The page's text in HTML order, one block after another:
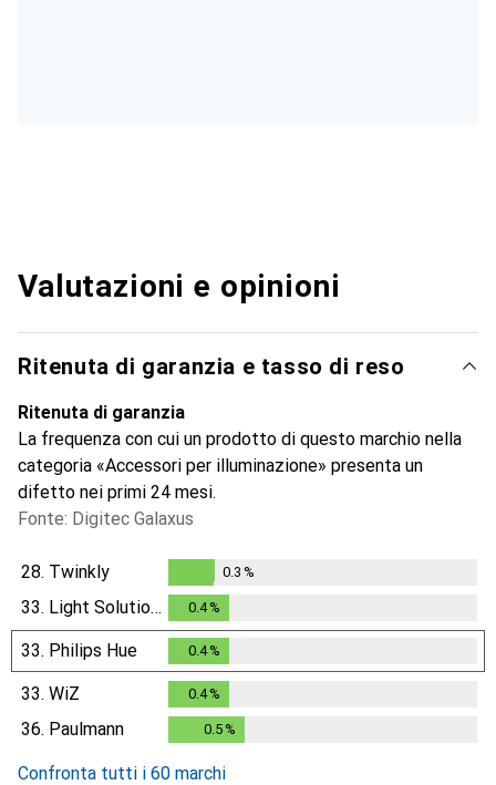
Valutazioni e opinioni
Ritenuta di garanzia e tasso di reso
Ritenuta di garanzia
La frequenza con cui un prodotto di questo marchio nella
categoria «Accessori per illuminazione» presenta un
difetto nei primi 24 mesi.
Fonte: Digitec Galaxus
28. Twinkly
0.3%
0.3 %
33. Light Solutions 0.4%
33. Philips Hue 0.4%
33. WiZ 0.4%
36. Paulmann 0.5 %
Confronta tutti i 60 marchi